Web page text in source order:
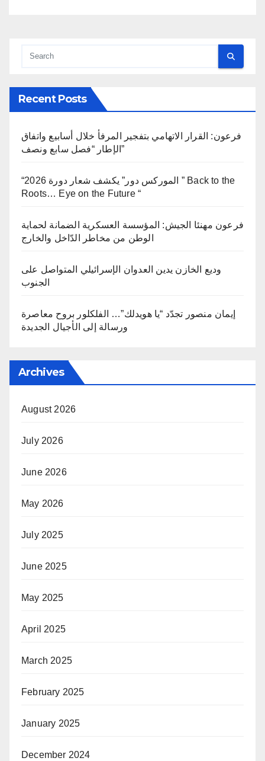
Recent Posts
فرعون: القرار الاتهامي بتفجير المرفأ خلال أسابيع واتفاق
الإطار “فصل سابع ونصف”
“الموركس دور” يكشف شعار دورة 2026 ” Back to the
Roots… Eye on the Future “
فرعون مهنئا الجيش: المؤسسة العسكرية الضمانة لحماية
الوطن من مخاطر الدّاخل والخارج
وديع الخازن يدين العدوان الإسرائيلي المتواصل على
الجنوب
إيمان منصور تجدّد “يا هويدلك”… الفلكلور بروح معاصرة
ورسالة إلى الأجيال الجديدة
Archives
August 2026
July 2026
June 2026
May 2026
July 2025
June 2025
May 2025
April 2025
March 2025
February 2025
January 2025
December 2024